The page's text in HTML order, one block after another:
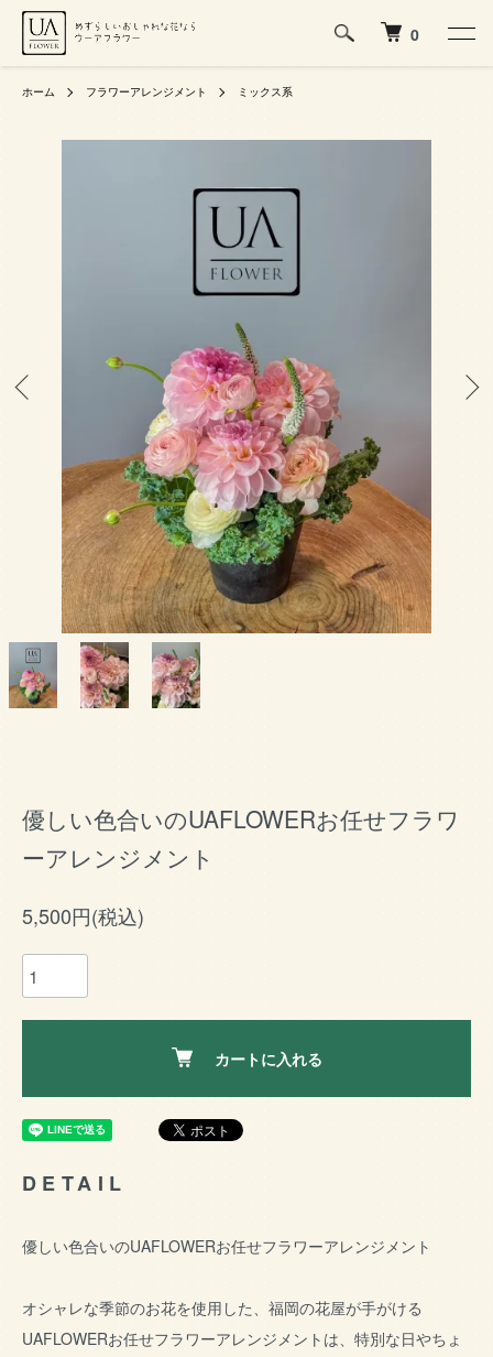
0
ホーム フラワーアレンジメント ミックス系
優しい色合いのUAFLOWERお任せフラワ
ーアレンジメント
5,500円(税込)
カートに入れる
DETAIL
優しい色合いのUAFLOWERお任せフラワーアレンジメント
オシャレな季節のお花を使用した、福岡の花屋が手がける
UAFLOWERお任せフラワーアレンジメントは、特別な日やちょ